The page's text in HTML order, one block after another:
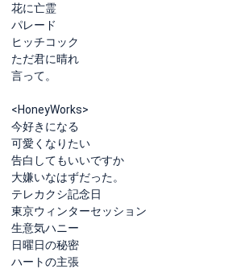
花に亡霊
パレード
ヒッチコック
ただ君に晴れ
言って。
<HoneyWorks>
今好きになる
可愛くなりたい
告白してもいいですか
大嫌いなはずだった。
テレカクシ記念日
東京ウィンターセッション
生意気ハニー
日曜日の秘密
ハートの主張